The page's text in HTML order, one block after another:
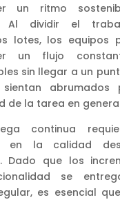
un ritmo
Al dividir el
lotes, los equipos
un flujo
sin llegar a un
abrumados
de la tarea en
continua
en la calidad
Dado que los
se
es esencial